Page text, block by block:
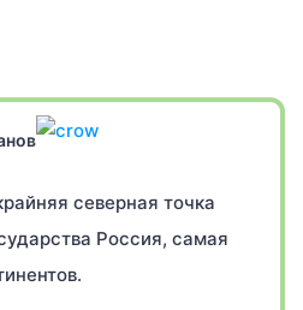
северная точка
Россия, самая